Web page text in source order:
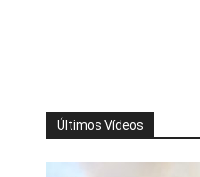
Últimos Vídeos